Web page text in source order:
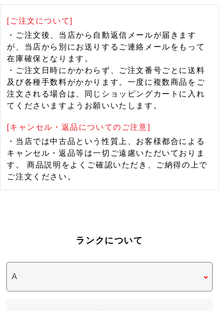
[ご注文について]
・ご注文後、当店から自動返信メールが届きます
が、当店から別にお送りするご連絡メールをもって
在庫確保となります。
・ご注文日時にかかわらず、ご注文番号ごとに送料
及び各種手数料がかかります。一度に複数商品をご
注文される場合は、同じショッピングカートに入れ
てくださいますようお願いいたします。
[キャンセル・返品についてのご注意]
・当店では中古品という性質上、お客様都合による
キャンセル・返品等は一切ご遠慮いただいておりま
す。 商品説明をよくご確認いただき、ご納得の上で
ご注文ください。
ランクについて